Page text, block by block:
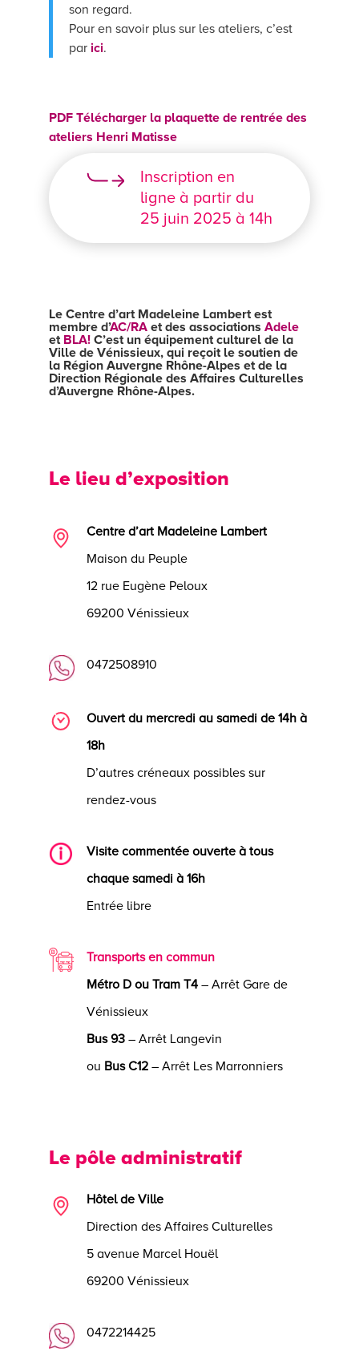
son regard.
Pour en savoir plus sur les ateliers, c’est
par ici.
PDF Télécharger la plaquette de rentrée des
ateliers Henri Matisse
Inscription en
ligne à partir du
25 juin 2025 à 14h
Le Centre d’art Madeleine Lambert est
membre d’AC/RAet des associations Adele
et BLA!C’est un équipement culturel de la
Ville de Vénissieux, qui reçoit le soutien de
la Région Auvergne Rhône-Alpes et de la
Direction Régionale des Affaires Culturelles
d’Auvergne Rhône-Alpes.
Le lieu d’exposition
Centre d’art Madeleine Lambert
Maison du Peuple
12 rue Eugène Peloux
69200 Vénissieux
0472508910
Ouvert du mercredi au samedi de 14h à
18h
D’autres créneaux possibles sur
rendez-vous
Visite commentée ouverte à tous
chaque samedi à 16h
Entrée libre
Transports en commun
Métro D ou Tram T4– Arrêt Gare de
Vénissieux
Bus 93– Arrêt Langevin
ou Bus C12– Arrêt Les Marronniers
Le pôle administratif
Hôtel de Ville
Direction des Affaires Culturelles
5 avenue Marcel Houël
69200 Vénissieux
0472214425